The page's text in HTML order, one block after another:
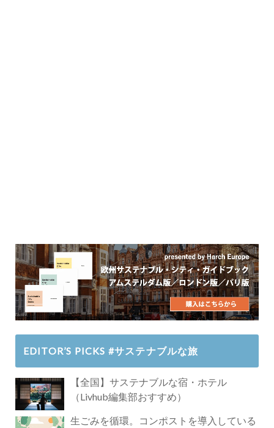
EDITOR’S PICKS #サステナブルな旅
【全国】サステナブルな宿・ホテル
（Livhub編集部おすすめ）
生ごみを循環。コンポストを導入している